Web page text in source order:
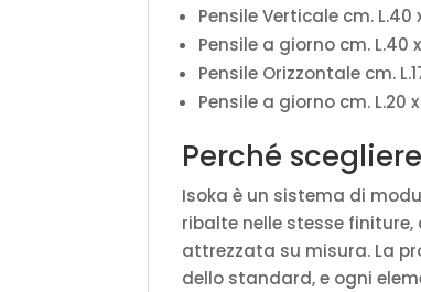
Pensile Verticale cm. L.40 x
Pensile a giorno cm. L.40 x
Pensile Orizzontale cm.
Pensile a giorno cm. L.20 x
Perché
Isoka è un sistema di
ribalte nelle stesse
attrezzata su misura. La
dello standard, e ogni